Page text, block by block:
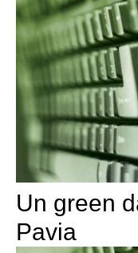
Un green
Pavia